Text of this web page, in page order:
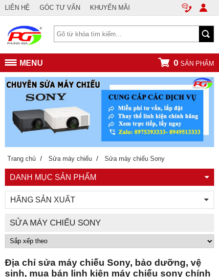
LIÊN HỆ GÓC TƯ VẤN KHUYẾN MÃI
MENU 0 SẢN PHẨM
Trang chủ / Sửa máy chiếu / Sửa máy chiếu Sony
DANH MỤC SẢN PHẨM
HÃNG SẢN XUẤT
SỬA MÁY CHIẾU SONY
Địa chỉ sửa máy chiếu Sony, bảo dưỡng, vệ
sinh, mua bán linh kiện máy chiếu sony chính